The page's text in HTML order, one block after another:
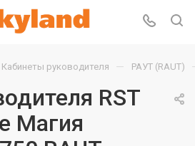
Кабинеты руководителя — РАУТ (RAUT)
RST
Магия